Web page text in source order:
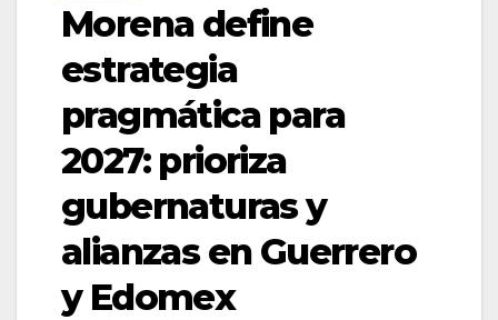
Morena define
estrategia
pragmática para
2027: prioriza
gubernaturas y
alianzas en Guerrero
y Edomex